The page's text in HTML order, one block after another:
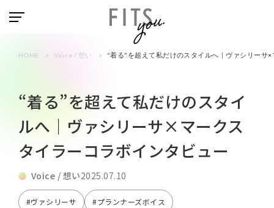
HOME Voice / 想い “着る”を超えて私だけのスタイルへ｜ヴァシリーサ
“着る”を超えて私だけのスタイ
ルへ｜ヴァシリーサ×マークス
タイラーコラボインタビュー
Voice / 想い2025.07.10
#ヴァシリーサ #プランナーズボイス